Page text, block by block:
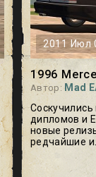
2011 Июл
Автор: Mad
Mad EA
Andrey P.
дипломов и
новые
редчайшие